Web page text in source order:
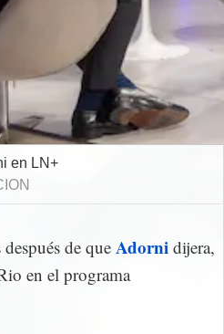
en LN+
de que Adorni dijera,
en el programa